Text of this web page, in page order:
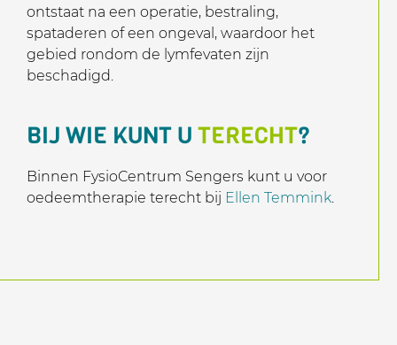
ontstaat na een operatie, bestraling,
spataderen of een ongeval, waardoor het
gebied rondom de lymfevaten zijn
beschadigd.
BIJ WIE KUNT U TERECHT?
Binnen FysioCentrum Sengers kunt u voor
oedeemtherapie terecht bij Ellen Temmink